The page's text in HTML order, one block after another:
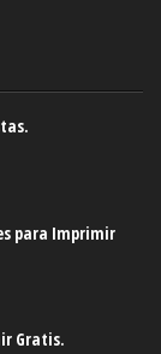
para Imprimir
Gratis.